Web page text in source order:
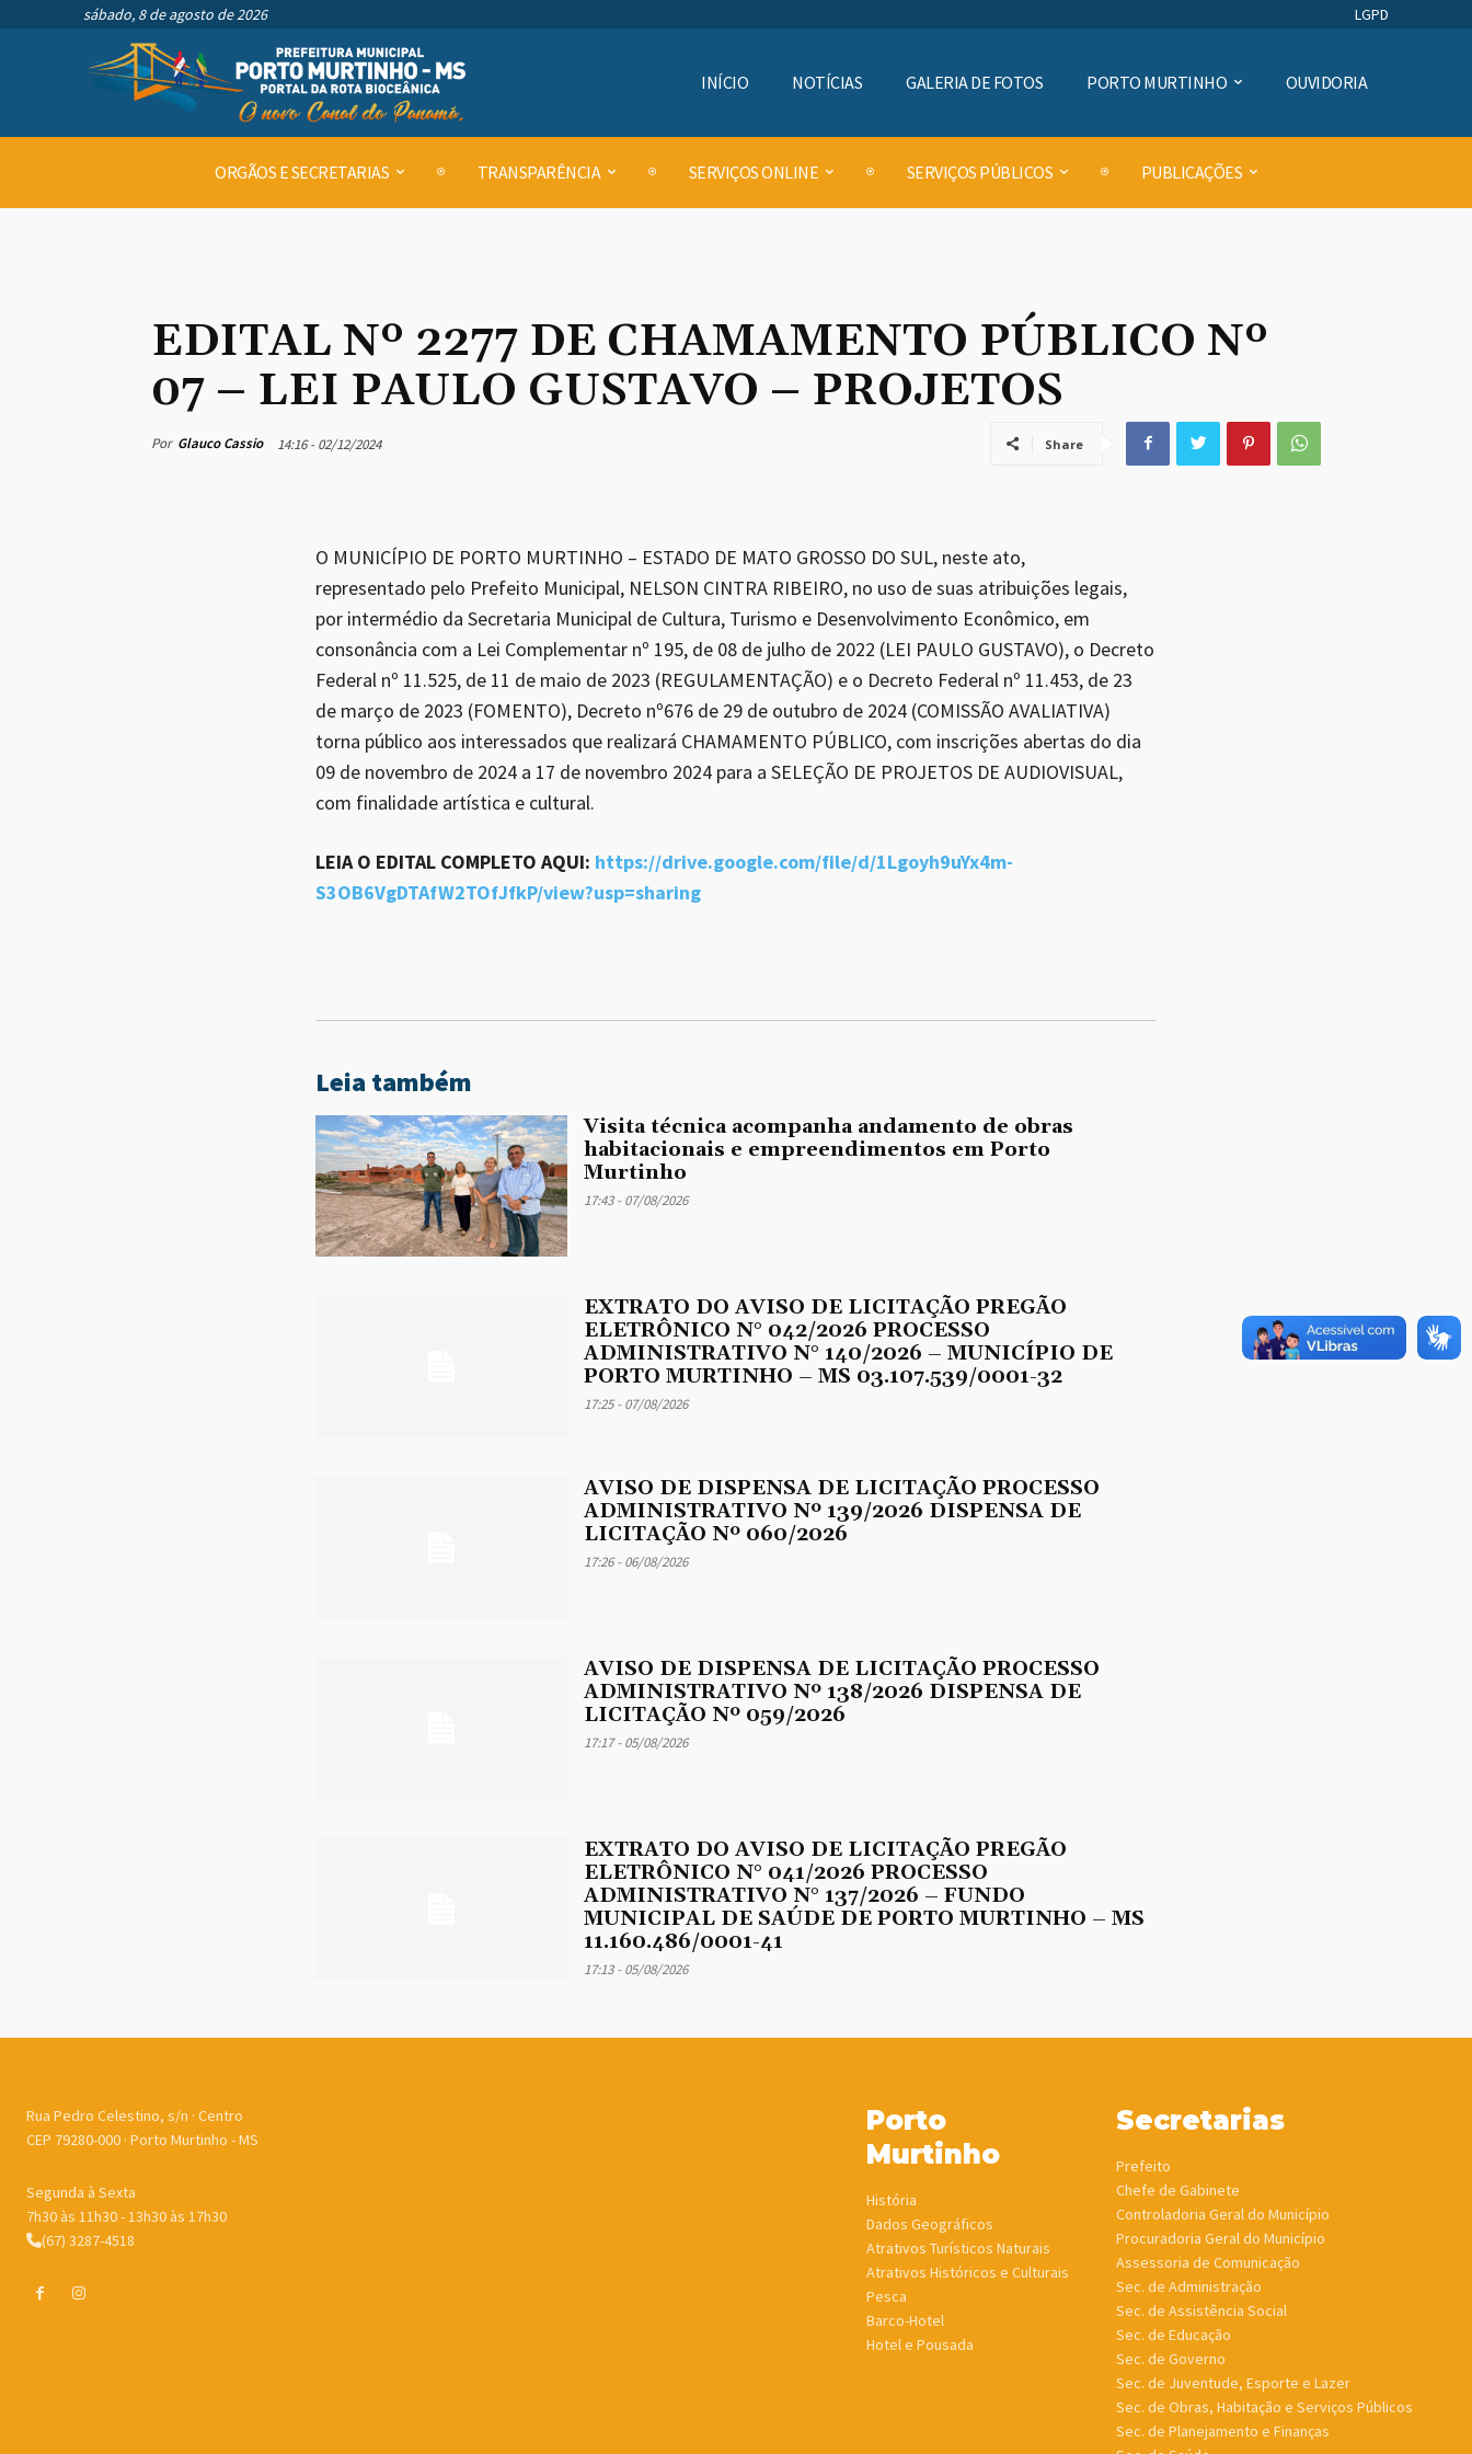
sábado, 8 de agosto de 2026 LGPD
INÍCIO NOTÍCIAS GALERIA DE FOTOS PORTO MURTINHO OUVIDORIA
ORGÃOS E SECRETARIAS TRANSPARÊNCIA SERVIÇOS ONLINE SERVIÇOS PÚBLICOS PUBLICAÇÕES
EDITAL Nº 2277 DE CHAMAMENTO PÚBLICO Nº
07 – LEI PAULO GUSTAVO – PROJETOS
Por Glauco Cassio 14:16 - 02/12/2024 Share
O MUNICÍPIO DE PORTO MURTINHO – ESTADO DE MATO GROSSO DO SUL, neste ato,
representado pelo Prefeito Municipal, NELSON CINTRA RIBEIRO, no uso de suas atribuições legais,
por intermédio da Secretaria Municipal de Cultura, Turismo e Desenvolvimento Econômico, em
consonância com a Lei Complementar nº 195, de 08 de julho de 2022 (LEI PAULO GUSTAVO), o Decreto
Federal nº 11.525, de 11 de maio de 2023 (REGULAMENTAÇÃO) e o Decreto Federal nº 11.453, de 23
de março de 2023 (FOMENTO), Decreto nº676 de 29 de outubro de 2024 (COMISSÃO AVALIATIVA)
torna público aos interessados que realizará CHAMAMENTO PÚBLICO, com inscrições abertas do dia
09 de novembro de 2024 a 17 de novembro 2024 para a SELEÇÃO DE PROJETOS DE AUDIOVISUAL,
com finalidade artística e cultural.
LEIA O EDITAL COMPLETO AQUI: https://drive.google.com/file/d/1Lgoyh9uYx4m-
S3OB6VgDTAfW2TOfJfkP/view?usp=sharing
Leia também
Visita técnica acompanha andamento de obras
habitacionais e empreendimentos em Porto
Murtinho
17:43 - 07/08/2026
EXTRATO DO AVISO DE LICITAÇÃO PREGÃO
ELETRÔNICO N° 042/2026 PROCESSO
ADMINISTRATIVO N° 140/2026 – MUNICÍPIO DE
PORTO MURTINHO – MS 03.107.539/0001-32
17:25 - 07/08/2026
AVISO DE DISPENSA DE LICITAÇÃO PROCESSO
ADMINISTRATIVO Nº 139/2026 DISPENSA DE
LICITAÇÃO Nº 060/2026
17:26 - 06/08/2026
AVISO DE DISPENSA DE LICITAÇÃO PROCESSO
ADMINISTRATIVO Nº 138/2026 DISPENSA DE
LICITAÇÃO Nº 059/2026
17:17 - 05/08/2026
EXTRATO DO AVISO DE LICITAÇÃO PREGÃO
ELETRÔNICO N° 041/2026 PROCESSO
ADMINISTRATIVO N° 137/2026 – FUNDO
MUNICIPAL DE SAÚDE DE PORTO MURTINHO – MS
11.160.486/0001-41
17:13 - 05/08/2026
Rua Pedro Celestino, s/n · Centro
CEP 79280-000 · Porto Murtinho - MS
Segunda à Sexta
7h30 às 11h30 - 13h30 às 17h30
(67) 3287-4518
Porto
Murtinho
História
Dados Geográficos
Atrativos Turísticos Naturais
Atrativos Históricos e Culturais
Pesca
Barco-Hotel
Hotel e Pousada
Secretarias
Prefeito
Chefe de Gabinete
Controladoria Geral do Município
Procuradoria Geral do Município
Assessoria de Comunicação
Sec. de Administração
Sec. de Assistência Social
Sec. de Educação
Sec. de Governo
Sec. de Juventude, Esporte e Lazer
Sec. de Obras, Habitação e Serviços Públicos
Sec. de Planejamento e Finanças